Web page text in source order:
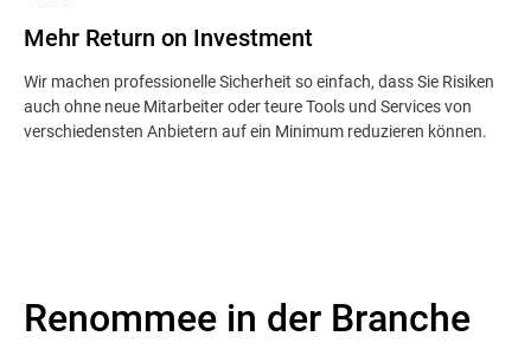
Mehr Return on Investment
Wir machen professionelle Sicherheit so einfach, dass Sie Risiken
auch ohne neue Mitarbeiter oder teure Tools und Services von
verschiedensten Anbietern auf ein Minimum reduzieren können.
Renommee in der Branche